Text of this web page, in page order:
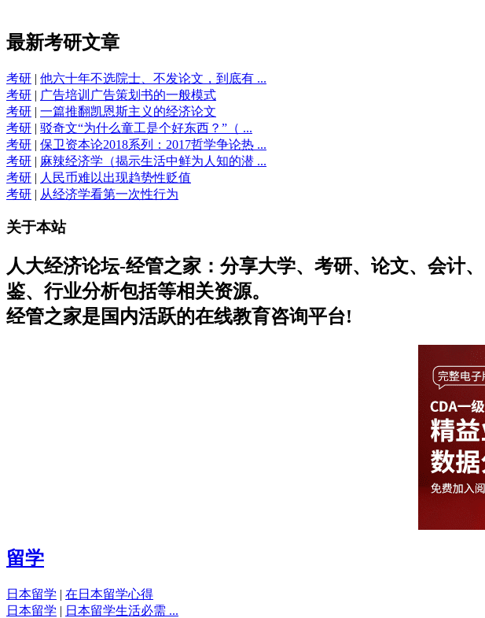
最新考研文章
考研 | 他六十年不选院士、不发论文，到底有 ...
考研 | 广告培训广告策划书的一般模式
考研 | 一篇推翻凯恩斯主义的经济论文
考研 | 驳奇文“为什么童工是个好东西？”（ ...
考研 | 保卫资本论2018系列：2017哲学争论热 ...
考研 | 麻辣经济学（揭示生活中鲜为人知的潜 ...
考研 | 人民币难以出现趋势性贬值
考研 | 从经济学看第一次性行为
关于本站
人大经济论坛-经管之家：分享大学、考研、论文、会计
鉴、行业分析包括等相关资源。
经管之家是国内活跃的在线教育咨询平台!
留学
日本留学 | 在日本留学心得
日本留学 | 日本留学生活必需 ...